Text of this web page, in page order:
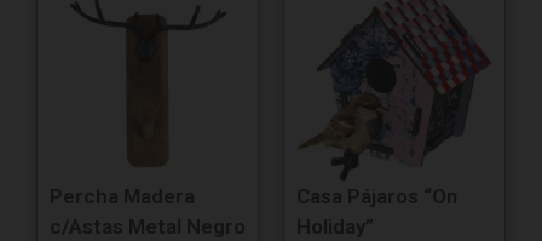
Percha Madera
c/Astas Metal Negro
Casa Pájaros “On
Holiday”